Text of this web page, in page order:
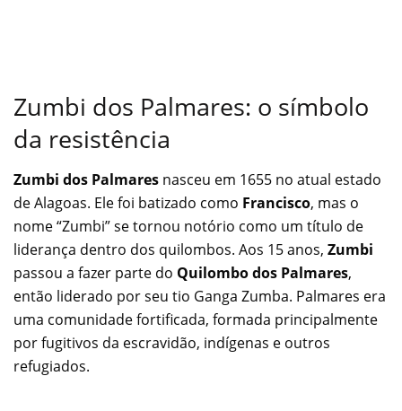
Zumbi dos Palmares: o símbolo
da resistência
Zumbi dos Palmares nasceu em 1655 no atual estado
de Alagoas. Ele foi batizado como Francisco, mas o
nome “Zumbi” se tornou notório como um título de
liderança dentro dos quilombos. Aos 15 anos, Zumbi
passou a fazer parte do Quilombo dos Palmares,
então liderado por seu tio Ganga Zumba. Palmares era
uma comunidade fortificada, formada principalmente
por fugitivos da escravidão, indígenas e outros
refugiados.